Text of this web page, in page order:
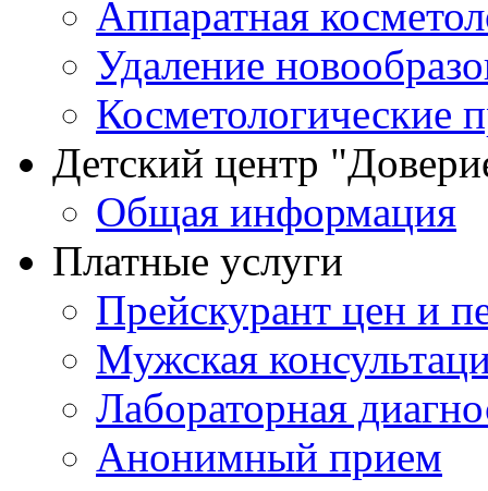
Аппаратная
Удаление
Косметологические
Детский центр
Общая информация
Платные услуги
Прейскурант цен и
Мужская
Лабораторная
Анонимный прием